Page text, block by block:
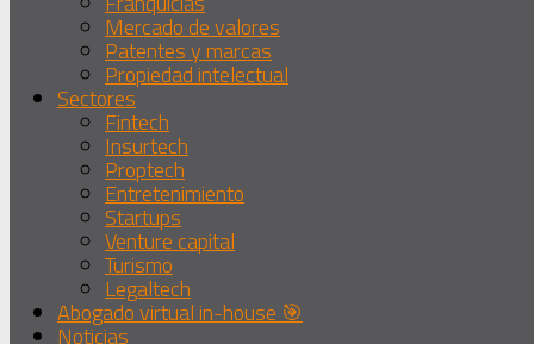
Mercado de valores
Patentes y marcas
Propiedad intelectual
Sectores
Fintech
Insurtech
Proptech
Entretenimiento
Startups
Venture capital
Turismo
Legaltech
Abogado virtual in-house 🎯
Noticias